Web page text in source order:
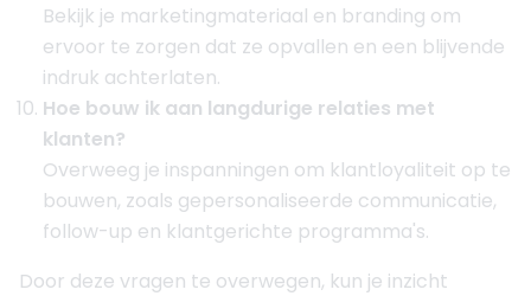
Bekijk je marketingmateriaal en branding om
ervoor te zorgen dat ze opvallen en een blijvende
indruk achterlaten.
Hoe bouw ik aan langdurige relaties met
klanten?
Overweeg je inspanningen om klantloyaliteit op te
bouwen, zoals gepersonaliseerde communicatie,
follow-up en klantgerichte programma's.
Door deze vragen te overwegen, kun je inzicht